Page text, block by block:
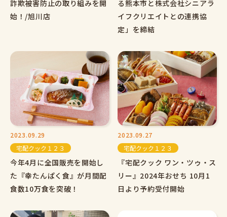
詐欺被害防止の取り組みを開
始！/旭川店
る熊本市と株式会社シニアラ
イフクリエイトとの連携協
定」を締結
2023.09.29
宅配クック１２３
今年4月に全国販売を開始し
た『幸たんぱく食』が月間配
食数10万食を突破！
2023.09.27
宅配クック１２３
『宅配クック ワン・ツゥ・ス
リー』2024年おせち 10月1
日より予約受付開始